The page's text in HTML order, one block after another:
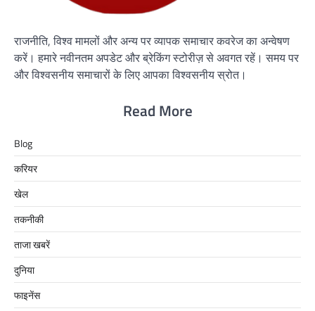
राजनीति, विश्व मामलों और अन्य पर व्यापक समाचार कवरेज का अन्वेषण
करें। हमारे नवीनतम अपडेट और ब्रेकिंग स्टोरीज़ से अवगत रहें। समय पर
और विश्वसनीय समाचारों के लिए आपका विश्वसनीय स्रोत।
Read More
Blog
करियर
खेल
तकनीकी
ताजा खबरें
दुनिया
फाइनेंस